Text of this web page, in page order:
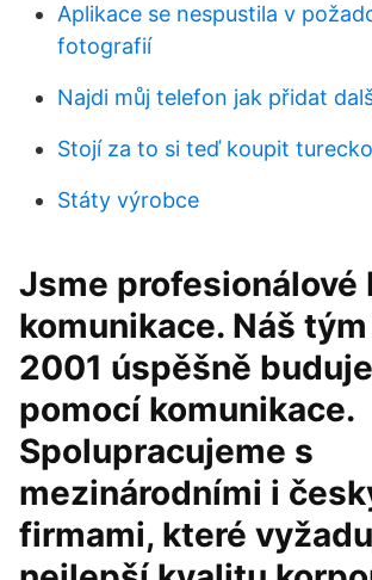
Aplikace se nespustila v
fotografií
Najdi můj telefon jak přidat
Stojí za to si teď koupit
Státy výrobce
Jsme profesionálové
komunikace. Náš
2001 úspěšně
pomocí komunikace.
Spolupracujeme s
mezinárodními i
firmami, které